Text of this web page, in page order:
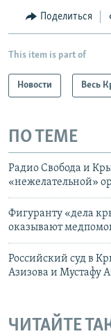
Поделиться
This item is part of
Новости Весь
ПО ТЕМЕ
Радио Свобода и
«нежелательной»
Фигуранту «дела
оказывают
Российский суд в
Азизова и Мустафу
ЧИТАЙТЕ